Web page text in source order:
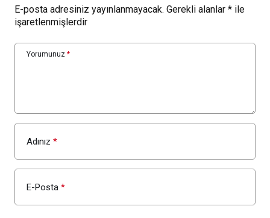
E-posta adresiniz yayınlanmayacak. Gerekli alanlar * ile
işaretlenmişlerdir
Yorumunuz *
Adınız *
E-Posta *